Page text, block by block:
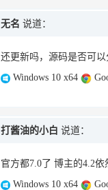
无名 说道：
还更新吗，源码是否可以
Windows 10 x64
打酱油的小白 说道：
官方都7.0了 博主的4.2
Windows 10 x64